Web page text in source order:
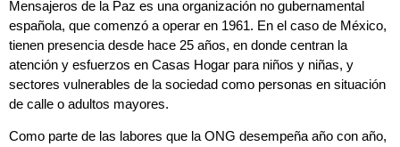
Mensajeros de la Paz es una organización no gubernamental
española, que comenzó a operar en 1961. En el caso de México,
tienen presencia desde hace 25 años, en donde centran la
atención y esfuerzos en Casas Hogar para niños y niñas, y
sectores vulnerables de la sociedad como personas en situación
de calle o adultos mayores.
Como parte de las labores que la ONG desempeña año con año,